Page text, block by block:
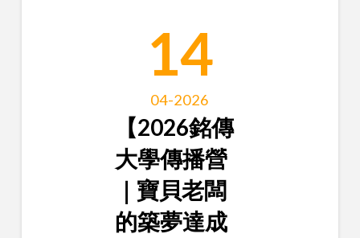
14
04-2026
【2026銘傳
大學傳播營
｜寶貝老闆
的築夢達成